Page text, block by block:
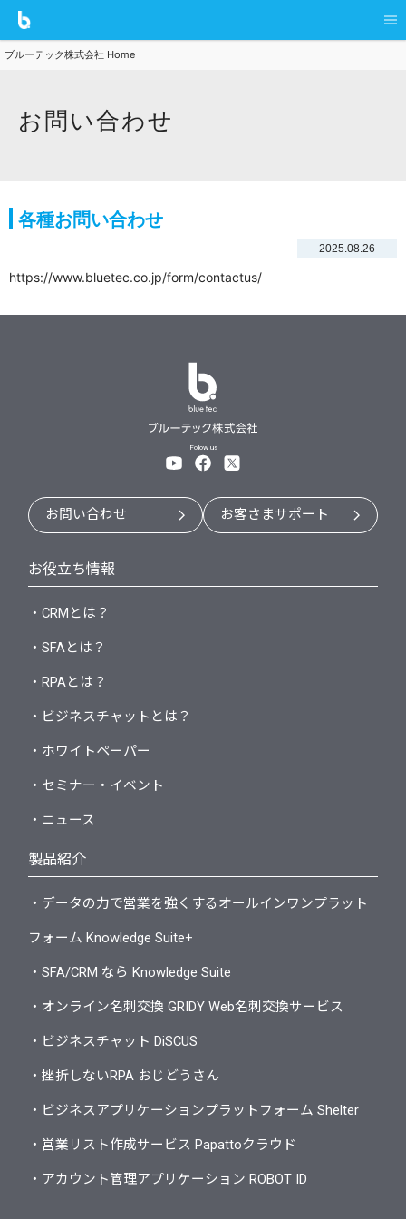
ブルーテック株式会社 Home
お問い合わせ
各種お問い合わせ
2025.08.26
https://www.bluetec.co.jp/form/contactus/
Follow us
お問い合わせ お客さまサポート
お役立ち情報
・CRMとは？
・SFAとは？
・RPAとは？
・ビジネスチャットとは？
・ホワイトペーパー
・セミナー・イベント
・ニュース
製品紹介
・データの力で営業を強くするオールインワンプラット
フォーム Knowledge Suite+
・SFA/CRM なら Knowledge Suite
・オンライン名刺交換 GRIDY Web名刺交換サービス
・ビジネスチャット DiSCUS
・挫折しないRPA おじどうさん
・ビジネスアプリケーションプラットフォーム Shelter
・営業リスト作成サービス Papattoクラウド
・アカウント管理アプリケーション ROBOT ID